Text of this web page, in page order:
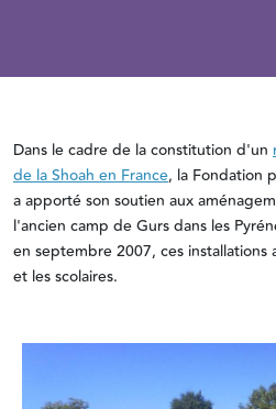
Dans le cadre de la constitution d'un
de la Shoah en France, la Fondation
a apporté son soutien aux
l'ancien camp de Gurs dans les
en septembre 2007, ces
et les scolaires.